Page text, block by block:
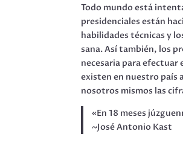
Todo mundo está
presidenciales están
habilidades técnicas y
sana. Así también, los
necesaria para efectuar
existen en nuestro país
nosotros mismos las
«En 18 meses
~José Antonio Kast